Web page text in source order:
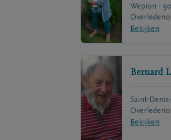
Wepion -
Overleden
Bekijken
Bernard
Saint-
Overleden
Bekijken